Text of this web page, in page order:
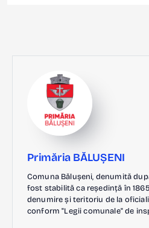
Primăria BĂLUȘENI
Comuna Bălușeni, denumită
fost stabilită ca reședință în
denumire și teritoriu de la
conform "Legii comunale" de